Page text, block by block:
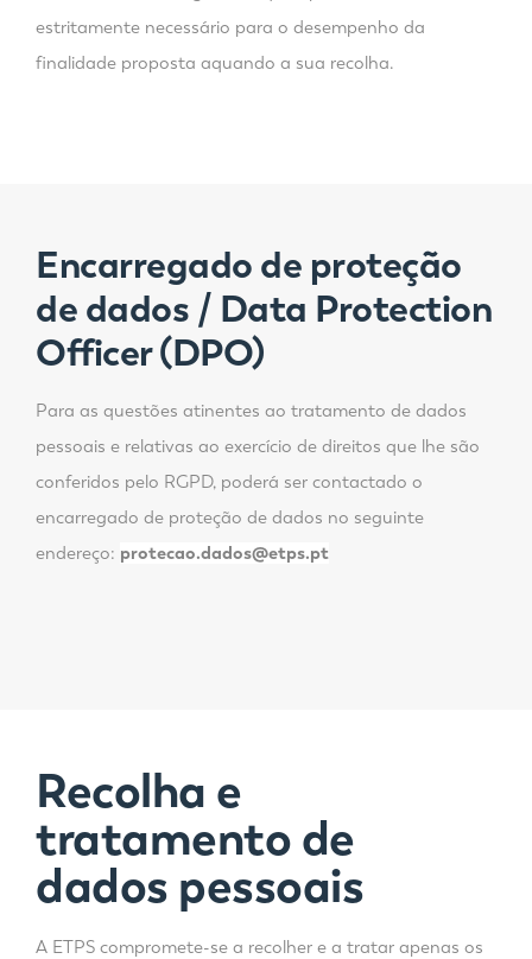
estritamente necessário para o desempenho da
finalidade proposta aquando a sua recolha.
Encarregado de proteção
de dados / Data Protection
Officer (DPO)
Para as questões atinentes ao tratamento de dados
pessoais e relativas ao exercício de direitos que lhe são
conferidos pelo RGPD, poderá ser contactado o
encarregado de proteção de dados no seguinte
endereço: protecao.dados@etps.pt
Recolha e
tratamento de
dados pessoais
A ETPS compromete-se a recolher e a tratar apenas os